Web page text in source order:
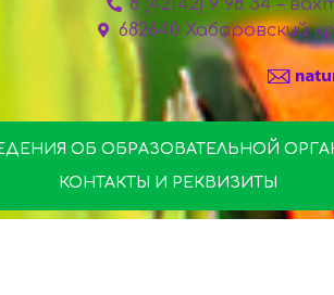
8 (42142) 9 98 34 –
682640 Хабаровский
ОБ ОБРАЗОВАТЕЛЬНОЙ
КОНТАКТЫ И РЕКВИЗИТЫ